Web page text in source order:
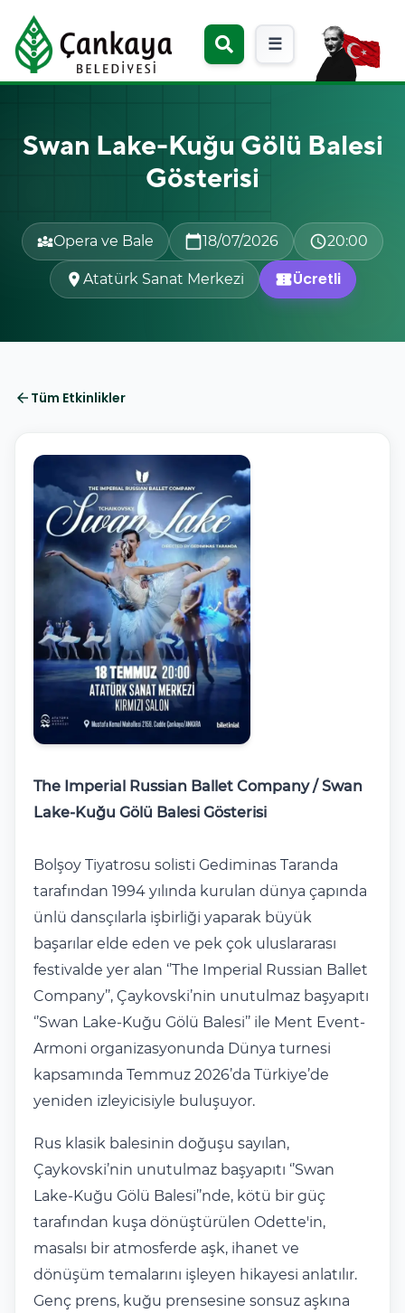
☰
Swan Lake-Kuğu Gölü Balesi
Gösterisi
diversity_3Opera ve Bale calendar_today18/07/2026 schedule20:00
location_on Atatürk Sanat Merkezi confirmation_numberÜcretli
arrow_back Tüm Etkinlikler
The Imperial Russian Ballet Company / Swan
Lake-Kuğu Gölü Balesi Gösterisi
Bolşoy Tiyatrosu solisti Gediminas Taranda
tarafından 1994 yılında kurulan dünya çapında
ünlü dansçılarla işbirliği yaparak büyük
başarılar elde eden ve pek çok uluslararası
festivalde yer alan ‘’The Imperial Russian Ballet
Company’’, Çaykovski’nin unutulmaz başyapıtı
‘’Swan Lake-Kuğu Gölü Balesi’’ ile Ment Event-
Armoni organizasyonunda Dünya turnesi
kapsamında Temmuz 2026’da Türkiye’de
yeniden izleyicisiyle buluşuyor.
Rus klasik balesinin doğuşu sayılan,
Çaykovski’nin unutulmaz başyapıtı ‘’Swan
Lake-Kuğu Gölü Balesi’’nde, kötü bir güç
tarafından kuşa dönüştürülen Odette'in,
masalsı bir atmosferde aşk, ihanet ve
dönüşüm temalarını işleyen hikayesi anlatılır.
Genç prens, kuğu prensesine sonsuz aşkına